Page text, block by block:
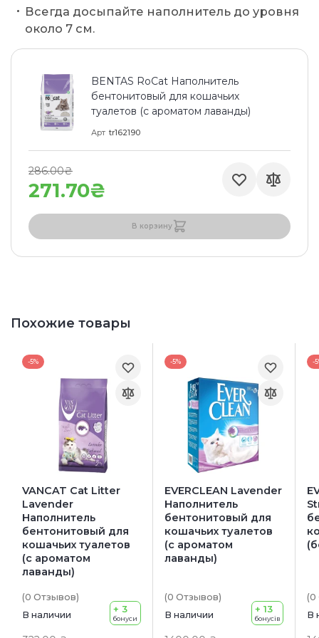
Всегда досыпайте наполнитель до уровня
около 7 см.
BENTAS RoCat Наполнитель
бентонитовый для кошачьих
туалетов (с ароматом лаванды)
Арт tr162190
271.70₴
286.00₴
В корзину
Похожие товары
-5%
VANCAT Cat Litter
Lavender
Наполнитель
бентонитовый для
кошачьих туалетов
(с ароматом
лаванды)
(0 Отзывов)
В наличии
+ 3
бонуси
-5%
EVERCLEAN Lavender
Наполнитель
бентонитовый для
кошачьих туалетов
(с ароматом
лаванды)
(0 Отзывов)
В наличии
+ 13
бонусів
-
(0
В